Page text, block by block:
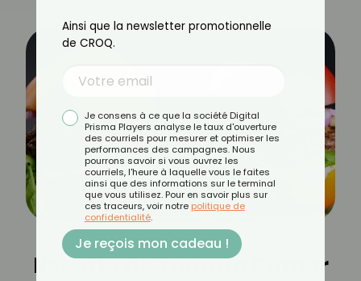
Recette de Tomato Burger
Ainsi que la newsletter promotionnelle
de CROQ.
Je consens à ce que la société Digital
Prisma Players analyse le taux d'ouverture
des courriels pour mesurer et optimiser les
performances des campagnes. Nous
pourrons savoir si vous ouvrez les
courriels, l'heure à laquelle vous le faites
ainsi que des informations sur le terminal
que vous utilisez. Pour en savoir plus sur
ces traceurs, voir notre politique de
confidentialité.
Je reçois mon cadeau !